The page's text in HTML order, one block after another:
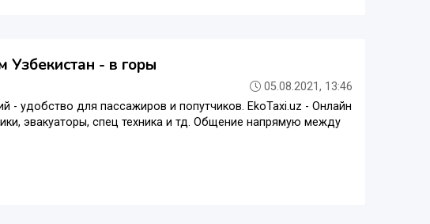
Узбекистан - в горы
05.08.2021, 13:46
- удобство для пассажиров и попутчиков. EkoTaxi.uz - Онлайн
эвакуаторы, спец техника и тд. Общение напрямую между